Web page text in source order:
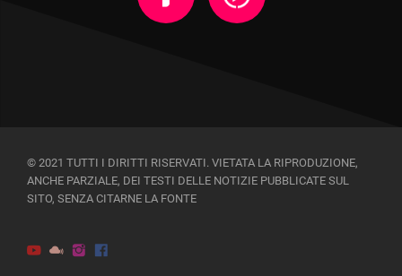
© 2021 TUTTI I DIRITTI RISERVATI. VIETATA LA RIPRODUZIONE,
ANCHE PARZIALE, DEI TESTI DELLE NOTIZIE PUBBLICATE SUL
SITO, SENZA CITARNE LA FONTE